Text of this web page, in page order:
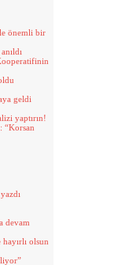
önemli bir
geldi
yaptırın!
“Korsan
devam
olsun